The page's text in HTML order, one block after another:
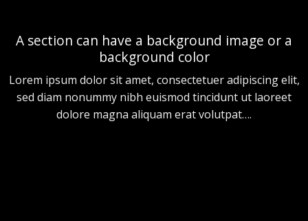
A section can have a background image or a
background color
Lorem ipsum dolor sit amet, consectetuer adipiscing elit,
sed diam nonummy nibh euismod tincidunt ut laoreet
dolore magna aliquam erat volutpat….